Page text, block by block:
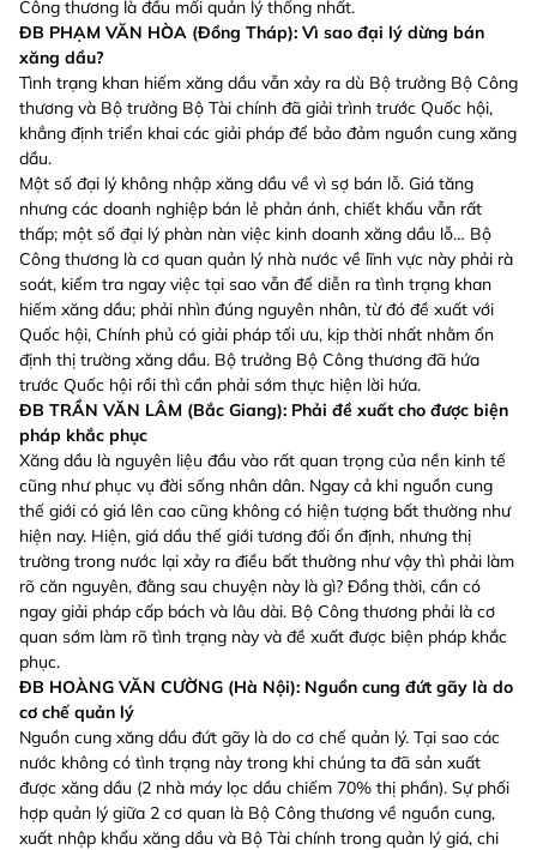
Công thương là đầu mối quản lý thống nhất.
ĐB PHẠM VĂN HÒA (Đồng Tháp): Vì sao đại lý dừng bán
xăng dầu?
Tình trạng khan hiếm xăng dầu vẫn xảy ra dù Bộ trưởng Bộ Công
thương và Bộ trưởng Bộ Tài chính đã giải trình trước Quốc hội,
khẳng định triển khai các giải pháp để bảo đảm nguồn cung xăng
dầu.
Một số đại lý không nhập xăng dầu về vì sợ bán lỗ. Giá tăng
nhưng các doanh nghiệp bán lẻ phản ánh, chiết khấu vẫn rất
thấp; một số đại lý phàn nàn việc kinh doanh xăng dầu lỗ… Bộ
Công thương là cơ quan quản lý nhà nước về lĩnh vực này phải rà
soát, kiểm tra ngay việc tại sao vẫn để diễn ra tình trạng khan
hiếm xăng dầu; phải nhìn đúng nguyên nhân, từ đó đề xuất với
Quốc hội, Chính phủ có giải pháp tối ưu, kịp thời nhất nhằm ổn
định thị trường xăng dầu. Bộ trưởng Bộ Công thương đã hứa
trước Quốc hội rồi thì cần phải sớm thực hiện lời hứa.
ĐB TRẦN VĂN LÂM (Bắc Giang): Phải đề xuất cho được biện
pháp khắc phục
Xăng dầu là nguyên liệu đầu vào rất quan trọng của nền kinh tế
cũng như phục vụ đời sống nhân dân. Ngay cả khi nguồn cung
thế giới có giá lên cao cũng không có hiện tượng bất thường như
hiện nay. Hiện, giá dầu thế giới tương đối ổn định, nhưng thị
trường trong nước lại xảy ra điều bất thường như vậy thì phải làm
rõ căn nguyên, đằng sau chuyện này là gì? Đồng thời, cần có
ngay giải pháp cấp bách và lâu dài. Bộ Công thương phải là cơ
quan sớm làm rõ tình trạng này và đề xuất được biện pháp khắc
phục.
ĐB HOÀNG VĂN CƯỜNG (Hà Nội): Nguồn cung đứt gãy là do
cơ chế quản lý
Nguồn cung xăng dầu đứt gãy là do cơ chế quản lý. Tại sao các
nước không có tình trạng này trong khi chúng ta đã sản xuất
được xăng dầu (2 nhà máy lọc dầu chiếm 70% thị phần). Sự phối
hợp quản lý giữa 2 cơ quan là Bộ Công thương về nguồn cung,
xuất nhập khẩu xăng dầu và Bộ Tài chính trong quản lý giá, chi